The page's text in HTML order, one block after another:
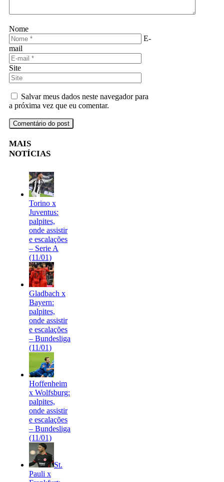
Nome
E-
mail
Site
Salvar meus dados neste navegador para
a próxima vez que eu comentar.
MAIS
NOTÍCIAS
Torino x
Juventus:
palpites,
onde assistir
e escalações
– Serie A
(11/01)
Gladbach x
Bayern:
palpites,
onde assistir
e escalações
– Bundesliga
(11/01)
Hoffenheim
x Wolfsburg:
palpites,
onde assistir
e escalações
– Bundesliga
(11/01)
St.
Pauli x